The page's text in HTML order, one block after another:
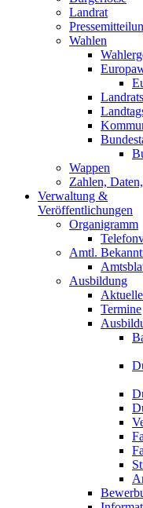
Landrat
Wahlen
Wappen
Zahlen,
Verwaltung &
Veröffentlichungen
Organigramm
Amtl.
Ausbildung
Termine